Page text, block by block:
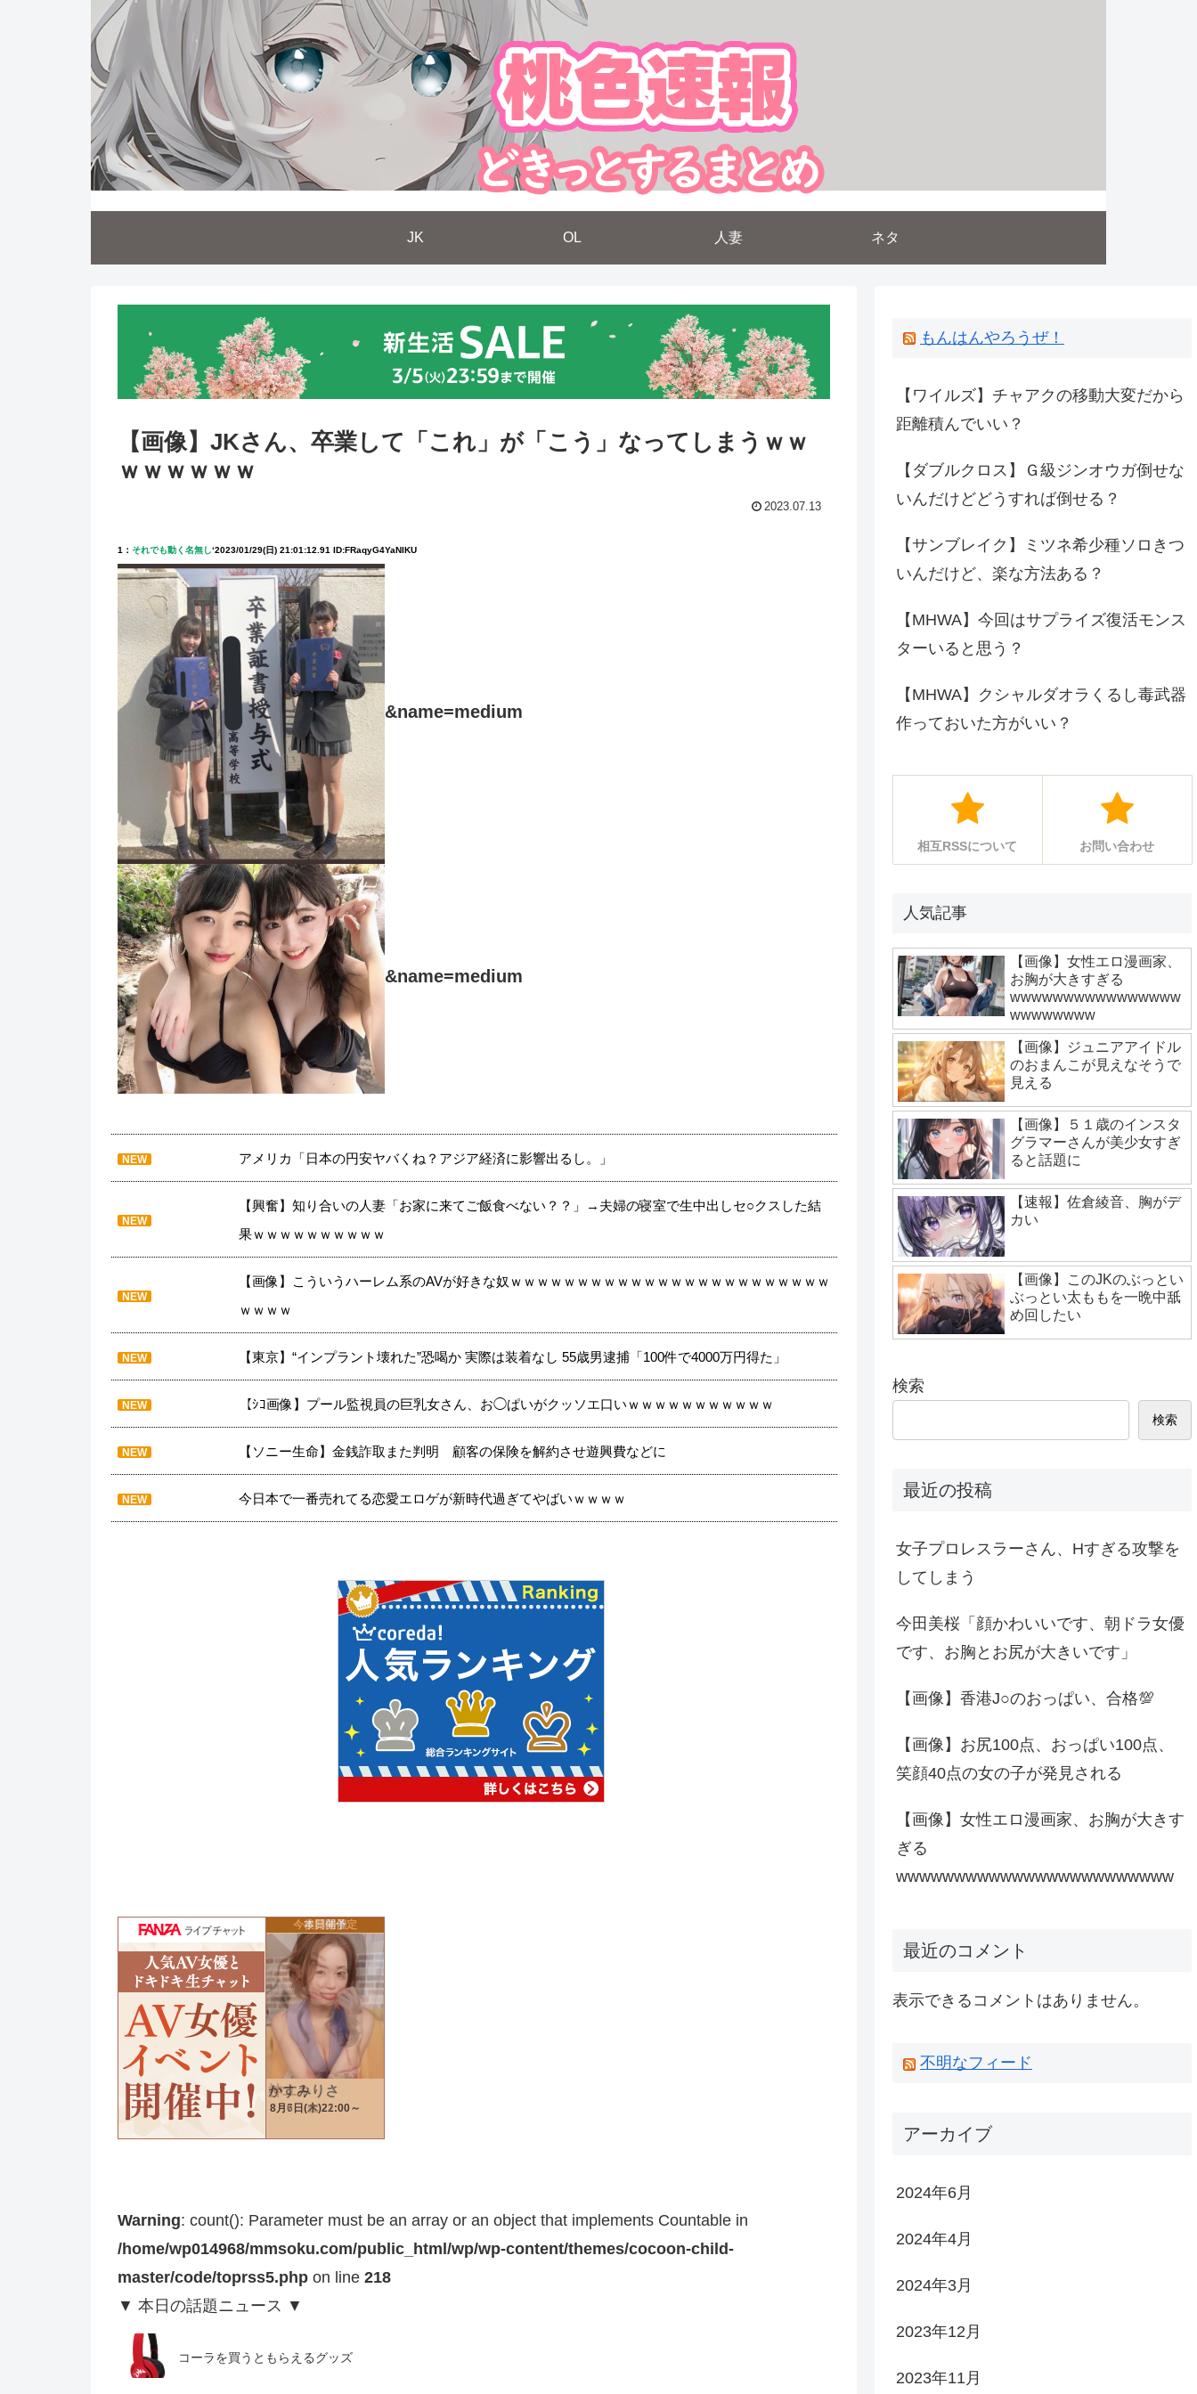
JK OL 人妻 ネタ
【画像】JKさん、卒業して「これ」が「こう」なってしまうｗｗ
ｗｗｗｗｗｗ
2023.07.13
1： それでも動く名無し‘2023/01/29(日) 21:01:12.91 ID:FRaqyG4YaNIKU
&name=medium
&name=medium
NEW アメリカ「日本の円安ヤバくね？アジア経済に影響出るし。」
NEW
【興奮】知り合いの人妻「お家に来てご飯食べない？？」→夫婦の寝室で生中出しセ○クスした結
果ｗｗｗｗｗｗｗｗｗｗ
NEW
【画像】こういうハーレム系のAVが好きな奴ｗｗｗｗｗｗｗｗｗｗｗｗｗｗｗｗｗｗｗｗｗｗｗｗ
ｗｗｗｗ
NEW 【東京】“インプラント壊れた”恐喝か 実際は装着なし 55歳男逮捕「100件で4000万円得た」
NEW 【ｼｺ画像】プール監視員の巨乳女さん、お◯ぱいがクッソエ口いｗｗｗｗｗｗｗｗｗｗｗ
NEW 【ソニー生命】金銭詐取また判明 顧客の保険を解約させ遊興費などに
NEW 今日本で一番売れてる恋愛エロゲが新時代過ぎてやばいｗｗｗｗ
Warning: count(): Parameter must be an array or an object that implements Countable in
/home/wp014968/mmsoku.com/public_html/wp/wp-content/themes/cocoon-child-
master/code/toprss5.php on line 218
▼ 本日の話題ニュース ▼
コーラを買うともらえるグッズ
もんはんやろうぜ！
【ワイルズ】チャアクの移動大変だから
距離積んでいい？
【ダブルクロス】Ｇ級ジンオウガ倒せな
いんだけどどうすれば倒せる？
【サンブレイク】ミツネ希少種ソロきつ
いんだけど、楽な方法ある？
【MHWA】今回はサプライズ復活モンス
ターいると思う？
【MHWA】クシャルダオラくるし毒武器
作っておいた方がいい？
相互RSSについて お問い合わせ
人気記事
【画像】女性エロ漫画家、
お胸が大きすぎる
wwwwwwwwwwwwwwww
wwwwwwww
【画像】ジュニアアイドル
のおまんこが見えなそうで
見える
【画像】５１歳のインスタ
グラマーさんが美少女すぎ
ると話題に
【速報】佐倉綾音、胸がデ
カい
【画像】このJKのぶっとい
ぶっとい太ももを一晩中舐
め回したい
検索
検索
最近の投稿
女子プロレスラーさん、Hすぎる攻撃を
してしまう
今田美桜「顔かわいいです、朝ドラ女優
です、お胸とお尻が大きいです」
【画像】香港J○のおっぱい、合格💯
【画像】お尻100点、おっぱい100点、
笑顔40点の女の子が発見される
【画像】女性エロ漫画家、お胸が大きす
ぎる
wwwwwwwwwwwwwwwwwwwwwwww
最近のコメント
表示できるコメントはありません。
不明なフィード
アーカイブ
2024年6月
2024年4月
2024年3月
2023年12月
2023年11月